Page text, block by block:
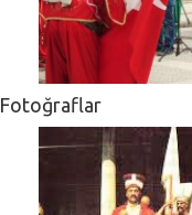
Fotoğraflar